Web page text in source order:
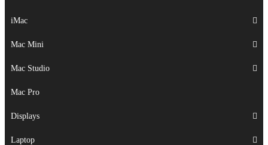
Mac cũ
iMac
Mac Mini
Mac Studio
Mac Pro
Displays
iMac
Mac Mini
Mac Studio
Mac Pro
Displays
Laptop